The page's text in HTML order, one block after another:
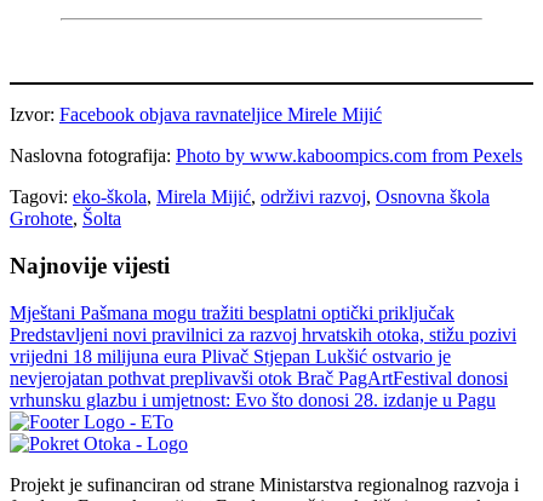
Izvor: Facebook objava ravnateljice Mirele Mijić
Naslovna fotografija: Photo by www.kaboompics.com from Pexels
Tagovi: eko-škola, Mirela Mijić, održivi razvoj, Osnovna škola
Grohote, Šolta
Najnovije vijesti
Mještani Pašmana mogu tražiti besplatni optički priključak
Predstavljeni novi pravilnici za razvoj hrvatskih otoka, stižu pozivi
vrijedni 18 milijuna eura Plivač Stjepan Lukšić ostvario je
nevjerojatan pothvat preplivavši otok Brač PagArtFestival donosi
vrhunsku glazbu i umjetnost: Evo što donosi 28. izdanje u Pagu
Projekt je sufinanciran od strane Ministarstva regionalnog razvoja i